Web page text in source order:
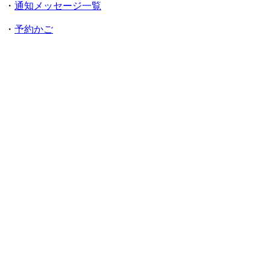
・ 通知メッセージ一覧
・ 予約かご